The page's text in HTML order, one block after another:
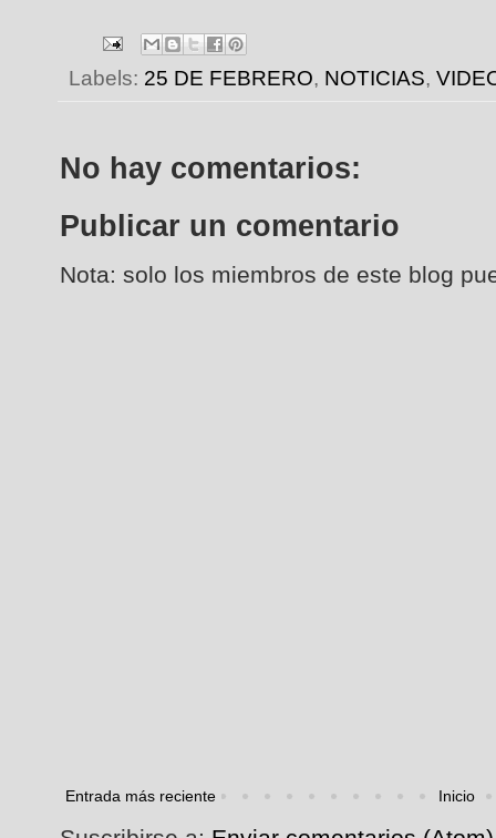
Labels: 25 DE FEBRERO, NOTICIAS,
No hay comentarios:
Publicar un comentario
Nota: solo los miembros de este blog
Entrada más reciente Inicio